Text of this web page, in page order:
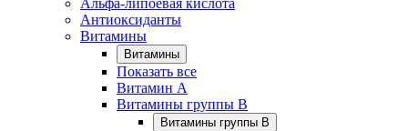
Альфа-липоевая кислота
Антиоксиданты
Витамины
Витамины
Показать все
Витамин A
Витамины группы B
Витамины группы B